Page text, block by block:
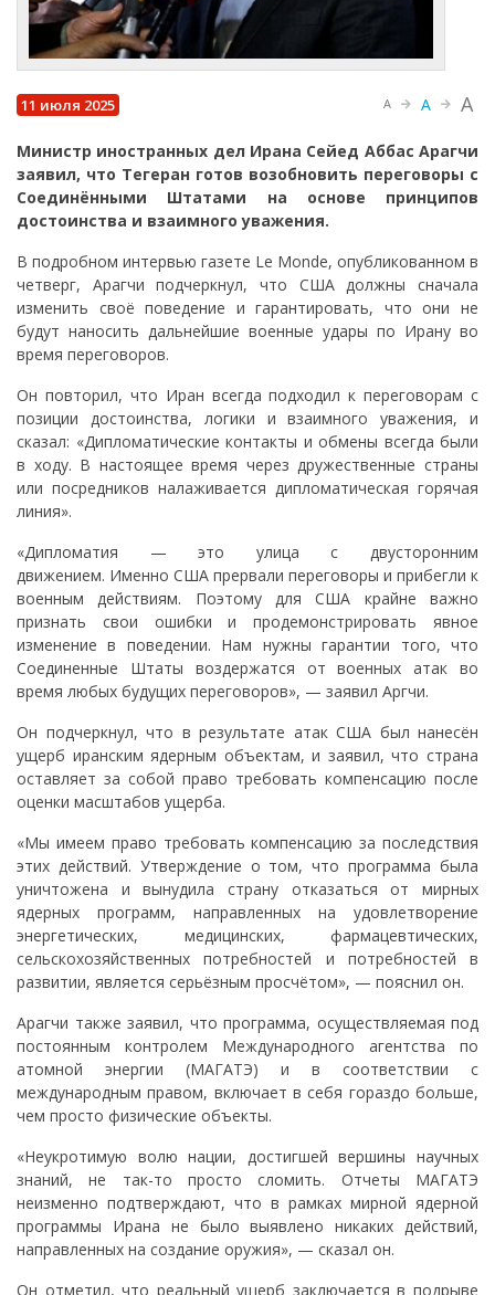
11 июля 2025 A A A
Министр иностранных дел Ирана Сейед Аббас Арагчи
заявил, что Тегеран готов возобновить переговоры с
Соединёнными Штатами на основе принципов
достоинства и взаимного уважения.
В подробном интервью газете Le Monde, опубликованном в
четверг, Арагчи подчеркнул, что США должны сначала
изменить своё поведение и гарантировать, что они не
будут наносить дальнейшие военные удары по Ирану во
время переговоров.
Он повторил, что Иран всегда подходил к переговорам с
позиции достоинства, логики и взаимного уважения, и
сказал: «Дипломатические контакты и обмены всегда были
в ходу. В настоящее время через дружественные страны
или посредников налаживается дипломатическая горячая
линия».
«Дипломатия — это улица с двусторонним
движением. Именно США прервали переговоры и прибегли к
военным действиям. Поэтому для США крайне важно
признать свои ошибки и продемонстрировать явное
изменение в поведении. Нам нужны гарантии того, что
Соединенные Штаты воздержатся от военных атак во
время любых будущих переговоров», — заявил Аргчи.
Он подчеркнул, что в результате атак США был нанесён
ущерб иранским ядерным объектам, и заявил, что страна
оставляет за собой право требовать компенсацию после
оценки масштабов ущерба.
«Мы имеем право требовать компенсацию за последствия
этих действий. Утверждение о том, что программа была
уничтожена и вынудила страну отказаться от мирных
ядерных программ, направленных на удовлетворение
энергетических, медицинских, фармацевтических,
сельскохозяйственных потребностей и потребностей в
развитии, является серьёзным просчётом», — пояснил он.
Арагчи также заявил, что программа, осуществляемая под
постоянным контролем Международного агентства по
атомной энергии (МАГАТЭ) и в соответствии с
международным правом, включает в себя гораздо больше,
чем просто физические объекты.
«Неукротимую волю нации, достигшей вершины научных
знаний, не так-то просто сломить. Отчеты МАГАТЭ
неизменно подтверждают, что в рамках мирной ядерной
программы Ирана не было выявлено никаких действий,
направленных на создание оружия», — сказал он.
Он отметил, что реальный ущерб заключается в подрыве